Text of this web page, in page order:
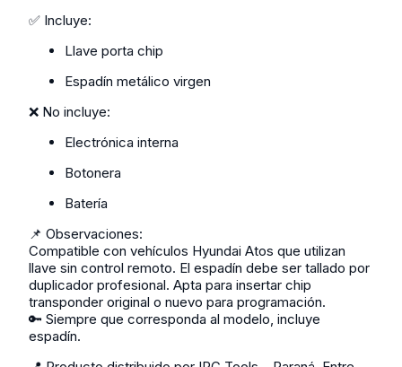
✅ Incluye:
Llave porta chip
Espadín metálico virgen
❌ No incluye:
Electrónica interna
Botonera
Batería
📌 Observaciones:
Compatible con vehículos Hyundai Atos que utilizan
llave sin control remoto. El espadín debe ser tallado por
duplicador profesional. Apta para insertar chip
transponder original o nuevo para programación.
🔑 Siempre que corresponda al modelo, incluye
espadín.